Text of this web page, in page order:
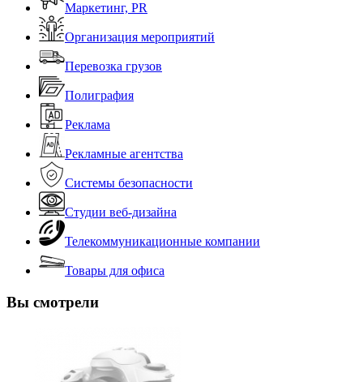
Маркетинг, PR
Организация мероприятий
Перевозка грузов
Полиграфия
Реклама
Рекламные агентства
Системы безопасности
Студии веб-дизайна
Телекоммуникационные компании
Товары для офиса
Вы смотрели